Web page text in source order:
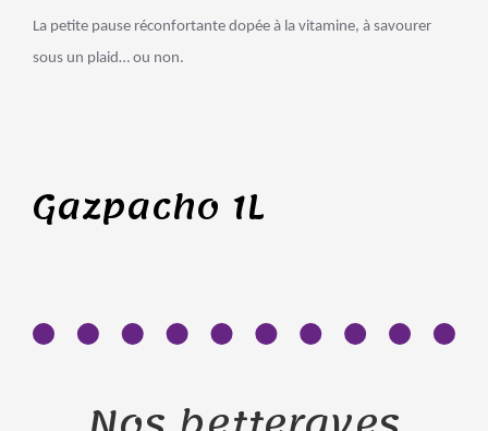
La petite pause réconfortante dopée à la vitamine, à savourer
sous un plaid… ou non.
Gazpacho 1L